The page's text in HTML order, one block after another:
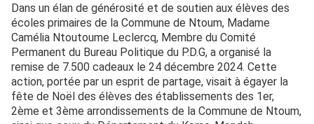
Dans un élan de générosité et de soutien aux élèves des
écoles primaires de la Commune de Ntoum, Madame
Camélia Ntoutoume Leclercq, Membre du Comité
Permanent du Bureau Politique du P.D.G, a organisé la
remise de 7.500 cadeaux le 24 décembre 2024. Cette
action, portée par un esprit de partage, visait à égayer la
fête de Noël des élèves des établissements des 1er,
2ème et 3ème arrondissements de la Commune de Ntoum,